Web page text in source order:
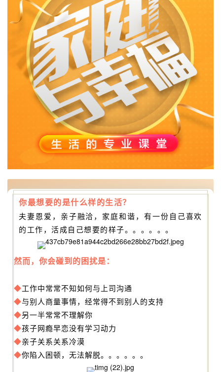
你最想要的是什么样的生活？
夫妻恩爱，亲子融洽，家庭和谐，有一份自己喜欢
的工作，活成自己想要的样子。。。。。。
然而，你会碰到的困扰是：
◆工作中常常不知如何与上司沟通
◆与别人商量事情，经常得不到别人的支持
◆另一半常常不理解你
◆孩子网瘾早恋没有学习动力
◆亲子关系关系冷漠
◆你陷入困顿，无法解脱。。。。。。